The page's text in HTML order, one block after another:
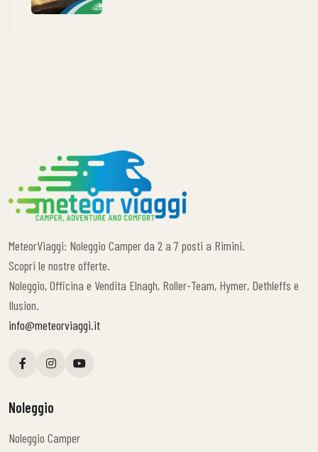
MeteorViaggi: Noleggio Camper da 2 a 7 posti a Rimini.
Scopri le nostre offerte.
Noleggio, Officina e Vendita Elnagh, Roller-Team, Hymer, Dethleffs e
Ilusion.
info@meteorviaggi.it
Noleggio
Noleggio Camper